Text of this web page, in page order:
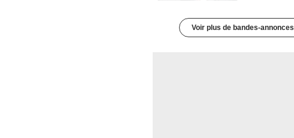
Voir plus de bandes-annonces